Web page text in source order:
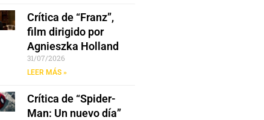
Crítica de “Franz”,
film dirigido por
Agnieszka Holland
31/07/2026
LEER MÁS »
Crítica de “Spider-
Man: Un nuevo día”